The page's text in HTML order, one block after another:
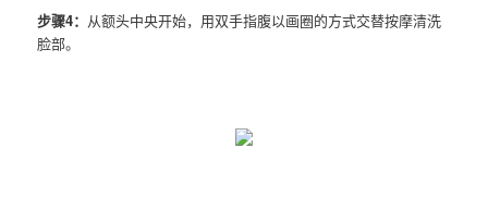
步骤4： 从额头中央开始，用双手指腹以画圈的方式交替按摩清洗
脸部。